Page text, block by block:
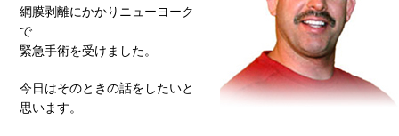
網膜剥離にかかりニューヨーク
で
緊急手術を受けました。
今日はそのときの話をしたいと
思います。